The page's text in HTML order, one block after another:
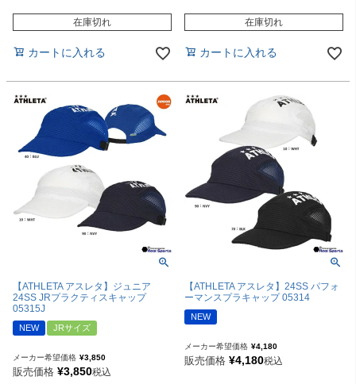
在庫切れ
カートに入れる
在庫切れ
カートに入れる
【ATHLETA アスレタ】ジュニア
24SS JRプラクティスキャップ
05315J
NEW JRサイズ
メーカー希望価格 ¥3,850
販売価格 ¥3,850税込
【ATHLETA アスレタ】24SS パフォ
ーマンスプラキャップ 05314
NEW
メーカー希望価格 ¥4,180
販売価格 ¥4,180税込